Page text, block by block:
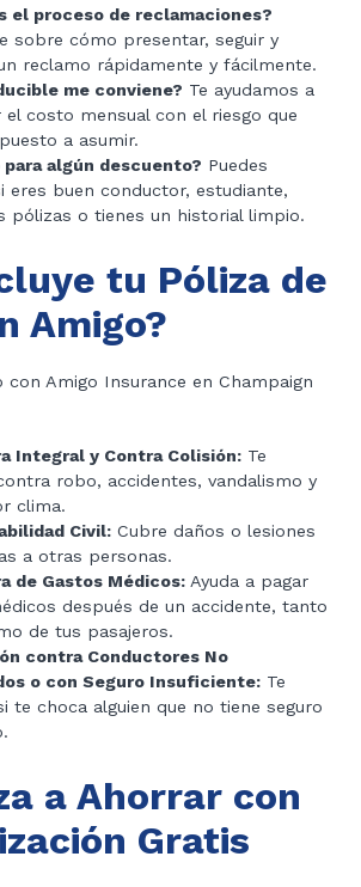
el proceso de reclamaciones?
sobre cómo presentar, seguir y
reclamo rápidamente y fácilmente.
me conviene? Te ayudamos a
el costo mensual con el riesgo que
a asumir.
algún descuento? Puedes
eres buen conductor, estudiante,
pólizas o tienes un historial limpio.
tu Póliza de
Amigo?
con Amigo Insurance en Champaign
Integral y Contra Colisión: Te
robo, accidentes, vandalismo y
clima.
Civil: Cubre daños o lesiones
a otras personas.
de Gastos Médicos: Ayuda a pagar
después de un accidente, tanto
de tus pasajeros.
contra Conductores No
o con Seguro Insuficiente: Te
te choca alguien que no tiene seguro
a Ahorrar con
Gratis